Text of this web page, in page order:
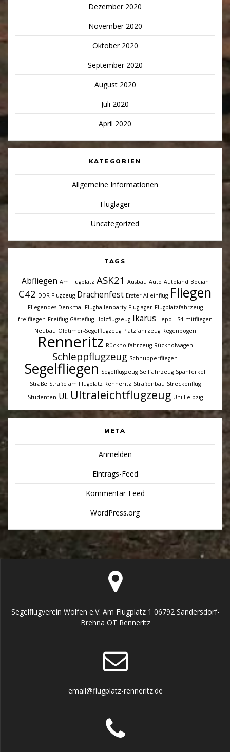
Dezember 2020
November 2020
Oktober 2020
September 2020
August 2020
Juli 2020
April 2020
KATEGORIEN
Allgemeine Informationen
Fluglager
Uncategorized
TAGS
Abfliegen Am Flugplatz ASK21 Ausbau Auto Autoland Bocian
C42 DDR-Flugzeug Drachenfest Erster Alleinflug Fliegen
Fliegendes Denkmal Flughallenparty Fluglager Flugplatzfahrzeug
freifliegen Freiflug Gästeflug Holzflugzeug Ikarus Lepo LS4 mitfliegen
Neubau Oldtimer-Segelflugzeug Platzfahrzeug Regenbogen
Renneritz Rückholfahrzeug Rückholwagen
Schleppflugzeug Schnupperfliegen
Segelfliegen Segelflugzeug Seilfahrzeug Spanferkel
Straße Straße am Flugplatz Renneritz Straßenbau Streckenflug
Studenten UL Ultraleichtflugzeug Uni Leipzig
META
Anmelden
Eintrags-Feed
Kommentar-Feed
WordPress.org
Segelflugverein Wolfen e.V. Am Flugplatz 1 06792 Sandersdorf-
Brehna OT Renneritz
email@flugplatz-renneritz.de